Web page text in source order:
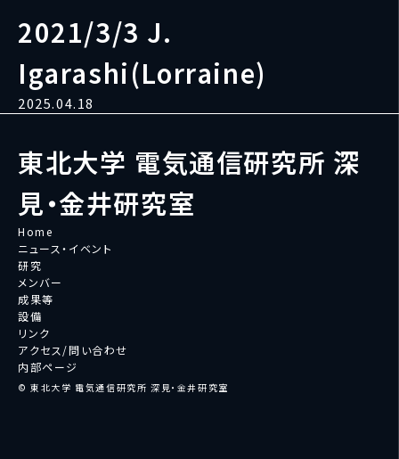
2021/3/3 J.
Igarashi(Lorraine)
2025.04.18
東北大学 電気通信研究所 深
見・金井研究室
Home
ニュース・イベント
研究
メンバー
成果等
設備
リンク
アクセス/問い合わせ
内部ページ
© 東北大学 電気通信研究所 深見・金井研究室